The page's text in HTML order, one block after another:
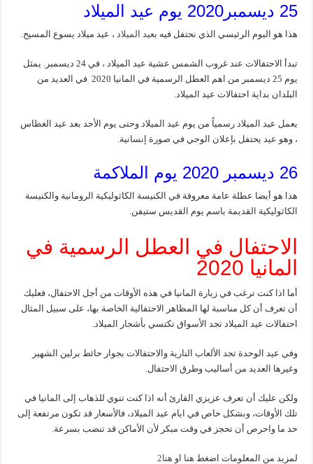
25 ديسمبر2020 يوم عيد الميلاد
هذا هو اليوم الرئيسي الذي نحتفل فيه بعيد الميلاد ، عيد ميلاد يسوع المسيح.
تبدأ الاحتفالات عند غروب الشمس عشية عيد الميلاد ، في 24 ديسمبر. يمثل
يوم 25 ديسمبر من اهم العطل الرسمية في المانيا 2020 في العديد من
البلدان بداية احتفالات عيد الميلاد.
يعمل عيد الميلاد رسمياً من يوم عيد الميلاد وحتى يوم الأحد بعد عيد الغطاس
، وهو عيد يحتفل بإعلان الوحي في صورة إنسانية.
26 ديسمبر 2020 يوم الملاكمة
هذا هو أيضا عطلة عامة معروفة في الكنيسة الكاثوليكية الرومانية والكنيسة
الكاثوليكية القديمة باسم يوم القديس ستيفن.
الاحتفال في العطل الرسمية في
المانيا 2020
أما اذا كنت ترغب في زيارة المانيا في هذه الأوقات من أجل الاحتفال، فعليك
أن تعرف أن كل مناسبة لها المظاهر الاحتفالية الخاصة بها، على سبيل المثال
احتفالات عيد الميلاد تجد الأسواق تكتسي بأشجار الميلاد.
وفي عيد الوحدة تجد الألعاب النارية والاحتفالات بجوار حائط برلين الشهير
وغيرها العديد من أساليب وطرق الاحتفال.
ولكن عليك أن تعرف عزيزي القارئ أنه اذا كنت تنوي للذهاب إلى المانيا في
تلك الأوقات، وبشكل خاص في ايام عيد الميلاد، فالأسعار قد تكون مرتفعة إلى
حد ما واحرص أن تحجز في وقت مبكر لأن الأماكن قد تنضب بسرعة.
لمزيد من المعلومات اضغط هنا او هنا2